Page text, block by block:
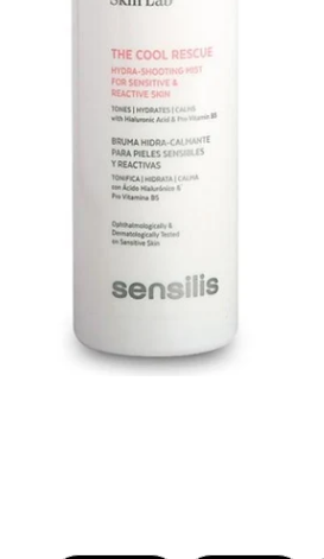
de diálogo de avaliações